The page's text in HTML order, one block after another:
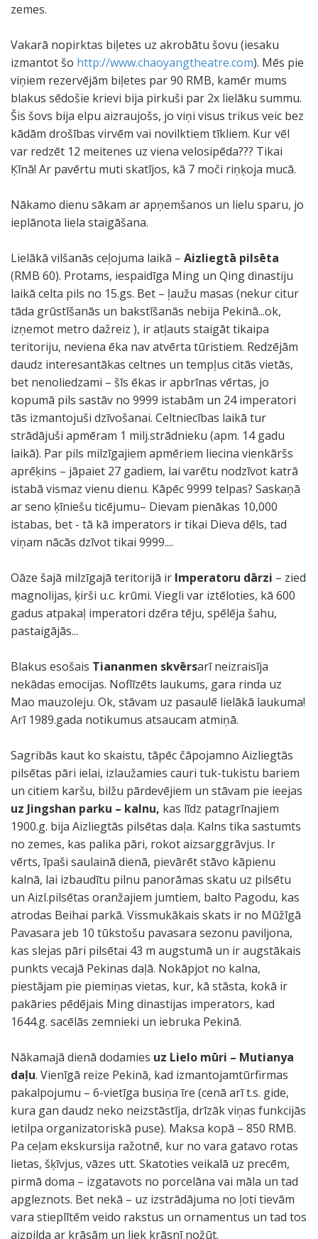
zemes.
Vakarā nopirktas biļetes uz akrobātu šovu (iesaku
izmantot šo http://www.chaoyangtheatre.com). Mēs pie
viņiem rezervējām biļetes par 90 RMB, kamēr mums
blakus sēdošie krievi bija pirkuši par 2x lielāku summu.
Šis šovs bija elpu aizraujošs, jo viņi visus trikus veic bez
kādām drošības virvēm vai novilktiem tīkliem. Kur vēl
var redzēt 12 meitenes uz viena velosipēda??? Tikai
Ķīnā! Ar pavērtu muti skatījos, kā 7 moči riņķoja mucā.
Nākamo dienu sākam ar apņemšanos un lielu sparu, jo
ieplānota liela staigāšana.
Lielākā vilšanās ceļojuma laikā – Aizliegtā pilsēta
(RMB 60). Protams, iespaidīga Ming un Qing dinastiju
laikā celta pils no 15.gs. Bet – ļaužu masas (nekur citur
tāda grūstīšanās un bakstīšanās nebija Pekinā...ok,
izņemot metro dažreiz ), ir atļauts staigāt tikaipa
teritoriju, neviena ēka nav atvērta tūristiem. Redzējām
daudz interesantākas celtnes un tempļus citās vietās,
bet nenoliedzami – šīs ēkas ir apbrīnas vērtas, jo
kopumā pils sastāv no 9999 istabām un 24 imperatori
tās izmantojuši dzīvošanai. Celtniecības laikā tur
strādājuši apmēram 1 milj.strādnieku (apm. 14 gadu
laikā). Par pils milzīgajiem apmēriem liecina vienkāršs
aprēķins – jāpaiet 27 gadiem, lai varētu nodzīvot katrā
istabā vismaz vienu dienu. Kāpēc 9999 telpas? Saskaņā
ar seno ķīniešu ticējumu– Dievam pienākas 10,000
istabas, bet - tā kā imperators ir tikai Dieva dēls, tad
viņam nācās dzīvot tikai 9999....
Oāze šajā milzīgajā teritorijā ir Imperatoru dārzi – zied
magnolijas, ķirši u.c. krūmi. Viegli var iztēloties, kā 600
gadus atpakaļ imperatori dzēra tēju, spēlēja šahu,
pastaigājās...
Blakus esošais Tiananmen skvērsarī neizraisīja
nekādas emocijas. Noflīzēts laukums, gara rinda uz
Mao mauzoleju. Ok, stāvam uz pasaulē lielākā laukuma!
Arī 1989.gada notikumus atsaucam atmiņā.
Sagribās kaut ko skaistu, tāpēc čāpojamno Aizliegtās
pilsētas pāri ielai, izlaužamies cauri tuk-tukistu bariem
un citiem karšu, bilžu pārdevējiem un stāvam pie ieejas
uz Jingshan parku – kalnu, kas līdz patagrīnajiem
1900.g. bija Aizliegtās pilsētas daļa. Kalns tika sastumts
no zemes, kas palika pāri, rokot aizsarggrāvjus. Ir
vērts, īpaši saulainā dienā, pievārēt stāvo kāpienu
kalnā, lai izbaudītu pilnu panorāmas skatu uz pilsētu
un Aizl.pilsētas oranžajiem jumtiem, balto Pagodu, kas
atrodas Beihai parkā. Vissmukākais skats ir no Mūžīgā
Pavasara jeb 10 tūkstošu pavasara sezonu paviljona,
kas slejas pāri pilsētai 43 m augstumā un ir augstākais
punkts vecajā Pekinas daļā. Nokāpjot no kalna,
piestājam pie piemiņas vietas, kur, kā stāsta, kokā ir
pakāries pēdējais Ming dinastijas imperators, kad
1644.g. sacēlās zemnieki un iebruka Pekinā.
Nākamajā dienā dodamies uz Lielo mūri – Mutianya
daļu. Vienīgā reize Pekinā, kad izmantojamtūrfirmas
pakalpojumu – 6-vietīga busiņa īre (cenā arī t.s. gide,
kura gan daudz neko neizstāstīja, drīzāk viņas funkcijās
ietilpa organizatoriskā puse). Maksa kopā – 850 RMB.
Pa ceļam ekskursija ražotnē, kur no vara gatavo rotas
lietas, šķīvjus, vāzes utt. Skatoties veikalā uz precēm,
pirmā doma – izgatavots no porcelāna vai māla un tad
apgleznots. Bet nekā – uz izstrādājuma no ļoti tievām
vara stieplītēm veido rakstus un ornamentus un tad tos
aizpilda ar krāsām un liek krāsnī nožūt.